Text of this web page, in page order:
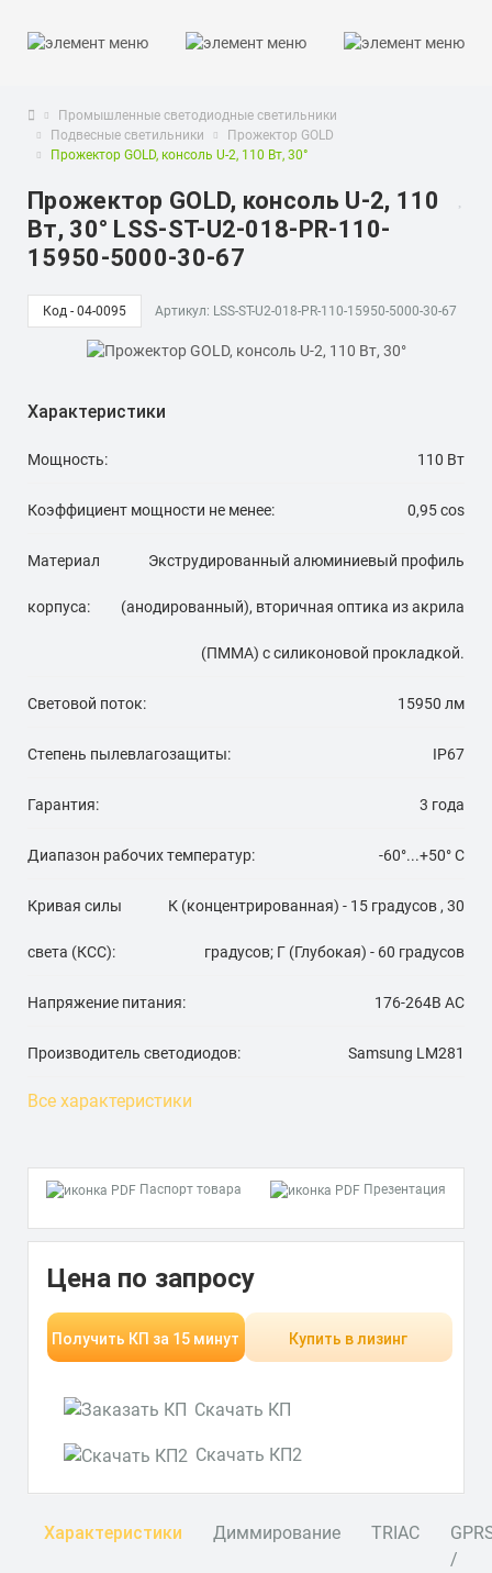
Промышленные светодиодные светильники
Подвесные светильники
Прожектор GOLD
Прожектор GOLD, консоль U-2, 110 Вт, 30°
Прожектор GOLD, консоль U-2, 110
Вт, 30° LSS-ST-U2-018-PR-110-
15950-5000-30-67
Код - 04-0095 Артикул: LSS-ST-U2-018-PR-110-15950-5000-30-67
Характеристики
Мощность: 110 Вт
Коэффициент мощности не менее: 0,95 cos
Материал
корпуса:
Экструдированный алюминиевый профиль
(анодированный), вторичная оптика из акрила
(ПММА) с силиконовой прокладкой.
Световой поток: 15950 лм
Степень пылевлагозащиты: IP67
Гарантия: 3 года
Диапазон рабочих температур: -60°...+50° С
Кривая силы
света (КСС):
К (концентрированная) - 15 градусов , 30
градусов; Г (Глубокая) - 60 градусов
Напряжение питания: 176-264В AС
Производитель светодиодов: Samsung LM281
Все характеристики
Паспорт товара Презентация
Цена по запросу
Получить КП за 15 минут Купить в лизинг
Скачать КП
Скачать КП2
Характеристики Диммирование TRIAC
/